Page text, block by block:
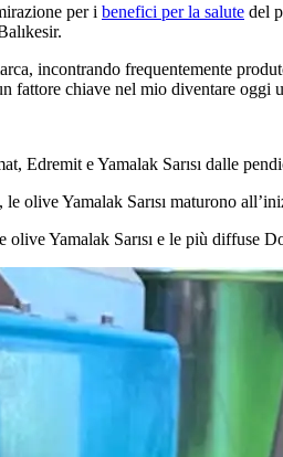
per i benefici per la salute del
incontrando fre­quen­te­mente
fattore chiave nel mio diventare oggi
Edremit e Yamalak Sarısı dalle
olive Yamalak Sarısı maturo­no
Yamalak Sarısı e le più diffuse